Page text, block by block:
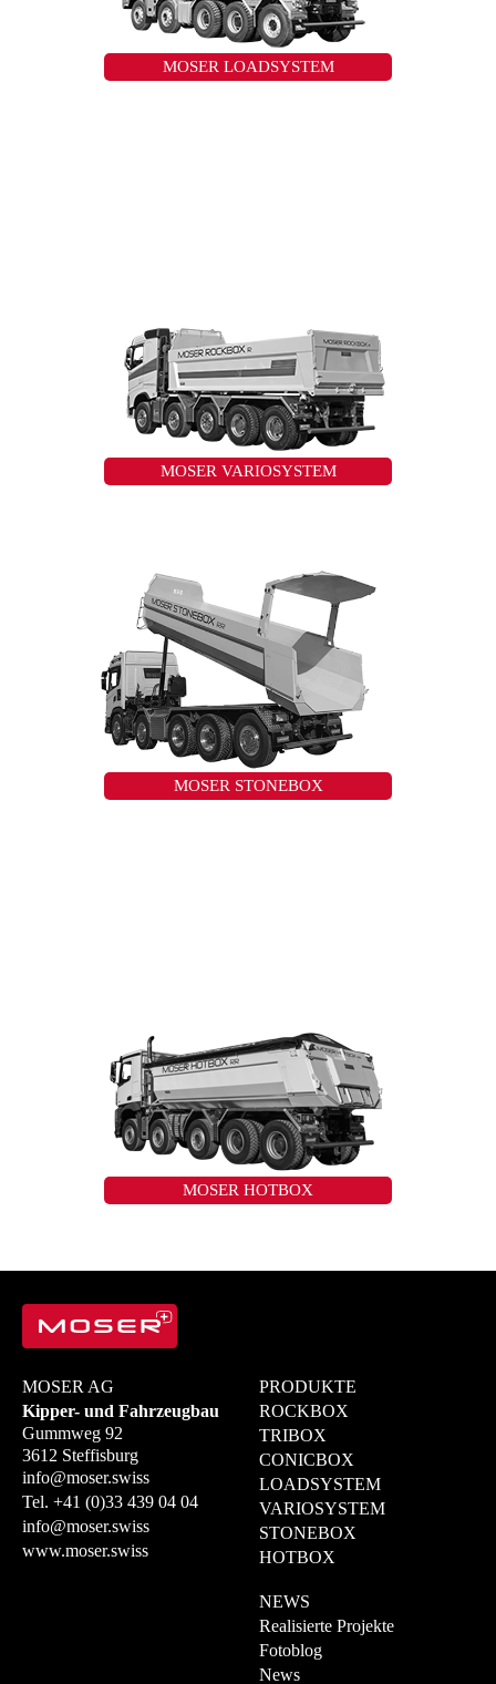
MOSER LOADSYSTEM
MOSER VARIOSYSTEM
MOSER STONEBOX
MOSER HOTBOX
MOSER AG
Kipper- und Fahrzeugbau
Gummweg 92
3612 Steffisburg
info@moser.swiss
Tel. +41 (0)33 439 04 04
info@moser.swiss
www.moser.swiss
PRODUKTE
ROCKBOX
TRIBOX
CONICBOX
LOADSYSTEM
VARIOSYSTEM
STONEBOX
HOTBOX
NEWS
Realisierte Projekte
Fotoblog
News